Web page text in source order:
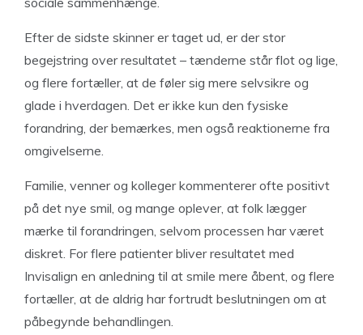
Efter de sidste skinner er taget ud, er der stor
begejstring over resultatet – tænderne står flot og lige,
og flere fortæller, at de føler sig mere selvsikre og
glade i hverdagen. Det er ikke kun den fysiske
forandring, der bemærkes, men også reaktionerne fra
omgivelserne.
Familie, venner og kolleger kommenterer ofte positivt
på det nye smil, og mange oplever, at folk lægger
mærke til forandringen, selvom processen har været
diskret. For flere patienter bliver resultatet med
Invisalign en anledning til at smile mere åbent, og flere
fortæller, at de aldrig har fortrudt beslutningen om at
påbegynde behandlingen.